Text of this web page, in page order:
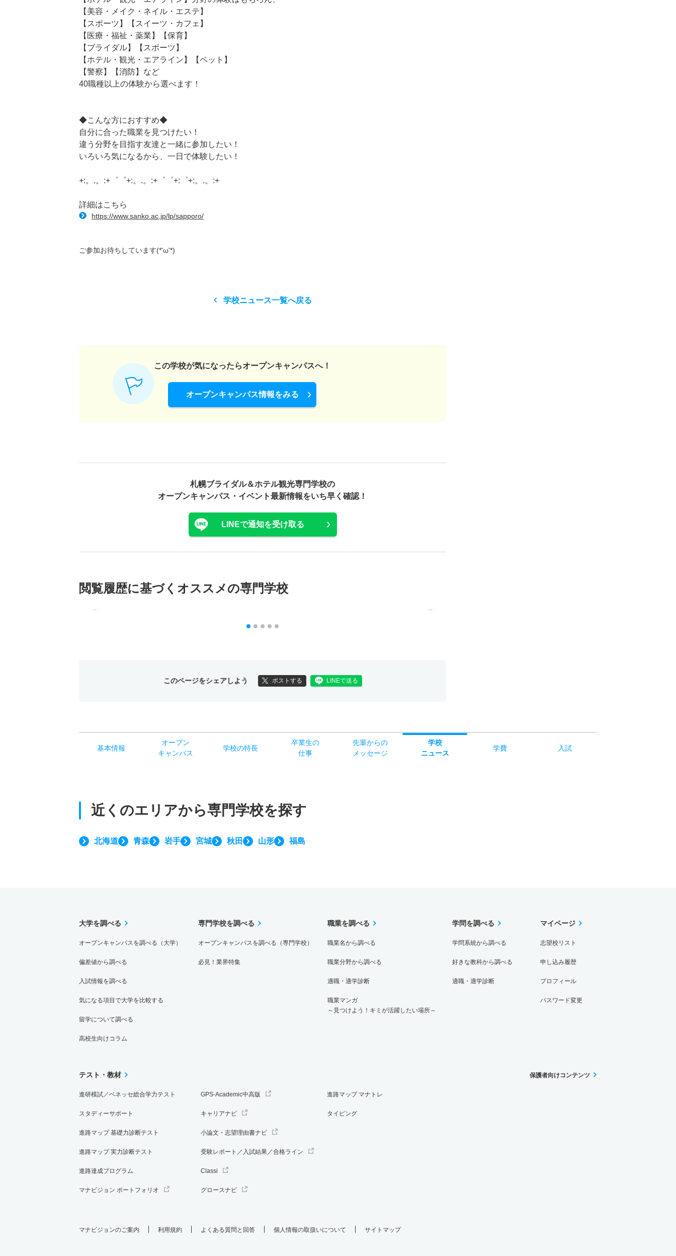
【美容・メイク・ネイル・エステ】
【スポーツ】【スイーツ・カフェ】
【医療・福祉・薬業】【保育】
【ブライダル】【スポーツ】
【ホテル・観光・エアライン】【ペット】
【警察】【消防】など
40職種以上の体験から選べます！
◆こんな方におすすめ◆
自分に合った職業を見つけたい！
違う分野を目指す友達と一緒に参加したい！
いろいろ気になるから、一日で体験したい！
+:。.。:+゜゜+:。.。:+゜゜+:゜+:。.。:+
詳細はこちら
https://www.sanko.ac.jp/lp/sapporo/
ご参加お待ちしています(*'ω'*)
学校ニュース一覧へ戻る
この学校が気になったらオープンキャンパスへ！
オープンキャンパス情報をみる
札幌ブライダル＆ホテル観光専門学校の
オープンキャンパス・ イベント最新情報をいち早く確認！
LINEで通知を受け取る
閲覧履歴に基づく オススメの専門学校
このページをシェアしよう ポストする LINEで送る
基本情報
オープン
キャンパス
学校の特長
卒業生の
仕事
先輩からの
メッセージ
学校
ニュース
学費 入試
近くのエリアから専門学校を探す
北海道 青森 岩手 宮城 秋田 山形 福島
大学を調べる
オープンキャンパスを調べる（大学）
偏差値から調べる
入試情報を調べる
気になる項目で大学を比較する
留学について調べる
高校生向けコラム
専門学校を調べる
オープンキャンパスを調べる（専門学校）
必見！業界特集
職業を調べる
職業名から調べる
職業分野から調べる
適職・適学診断
職業マンガ
～見つけよう！キミが活躍したい場所～
学問を調べる
学問系統から調べる
好きな教科から調べる
適職・適学診断
マイページ
志望校リスト
申し込み履歴
プロフィール
パスワード変更
テスト・教材
進研模試／ベネッセ総合学力テスト
スタディーサポート
進路マップ 基礎力診断テスト
進路マップ 実力診断テスト
進路達成プログラム
マナビジョン ポートフォリオ
GPS-Academic中高版
キャリアナビ
小論文・志望理由書ナビ
受験レポート／入試結果／合格ライン
Classi
グロースナビ
進路マップ マナトレ
タイピング
保護者向けコンテンツ
マナビジョンのご案内 利用規約 よくある質問と回答 個人情報の取扱いについて サイトマップ